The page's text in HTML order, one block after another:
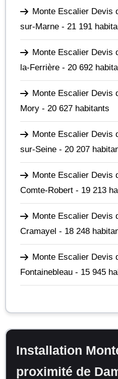
Monte Escalier Devis
sur-Marne - 21 191
Monte Escalier Devis
la-Ferrière - 20 692
Monte Escalier Devis
Mory - 20 627 habitants
Monte Escalier Devis
sur-Seine - 20 207
Monte Escalier Devis
Comte-Robert - 19 213
Monte Escalier Devis
Cramayel - 18 248
Monte Escalier Devis
Fontainebleau - 15 945
Installation
proximité de